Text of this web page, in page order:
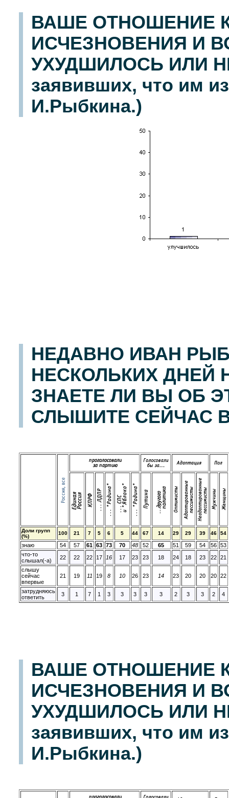
ВАШЕ ОТНОШЕНИЕ
ИСЧЕЗНОВЕНИЯ И
УХУДШИЛОСЬ ИЛИ
заявивших, что им
И.Рыбкина.)
НЕДАВНО ИВАН
НЕСКОЛЬКИХ ДНЕЙ
ЗНАЕТЕ ЛИ ВЫ ОБ
СЛЫШИТЕ СЕЙЧАС
Доли групп
(%)
100 21 7 5 6 5 44 67 14 29 29 39 46 54
знаю 54 57 61 63 73 70 48 52 65 51 59 54 56
53
что-то
слышал(-а)
22 22 22 17 16 17 23 23 18 24 18 23 22
21
слышу
сейчас
впервые
21 19 11 19 8 10 26 23 14 23 20 20 20 22
затрудняюсь
ответить
3 1 7 1 3 3 3 3 3 2 3 3 2 4
ВАШЕ ОТНОШЕНИЕ
ИСЧЕЗНОВЕНИЯ И
УХУДШИЛОСЬ ИЛИ
заявивших, что им
И.Рыбкина.)